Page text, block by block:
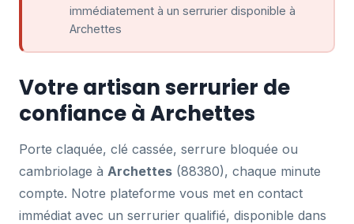
immédiatement à un serrurier disponible à
Archettes
Votre artisan serrurier de
confiance à Archettes
Porte claquée, clé cassée, serrure bloquée ou
cambriolage à Archettes (88380), chaque minute
compte. Notre plateforme vous met en contact
immédiat avec un serrurier qualifié, disponible dans